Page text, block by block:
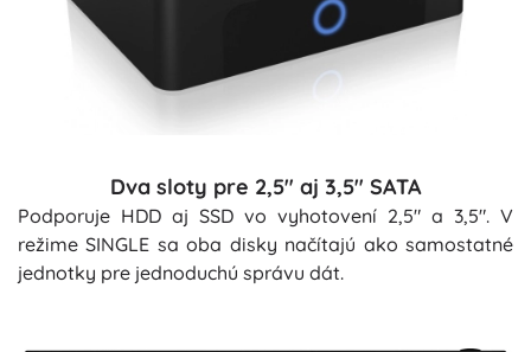
Dva sloty pre 2,5" aj 3,5" SATA
Podporuje HDD aj SSD vo vyhotovení 2,5" a 3,5". V
režime SINGLE sa oba disky načítajú ako samostatné
jednotky pre jednoduchú správu dát.